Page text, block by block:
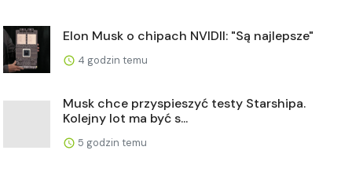
Elon Musk o chipach NVIDII: "Są najlepsze"
4 godzin temu
Musk chce przyspieszyć testy Starshipa.
Kolejny lot ma być s...
5 godzin temu